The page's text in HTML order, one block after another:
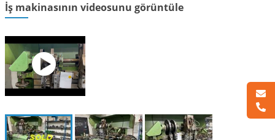
İş makinasının videosunu görüntüle